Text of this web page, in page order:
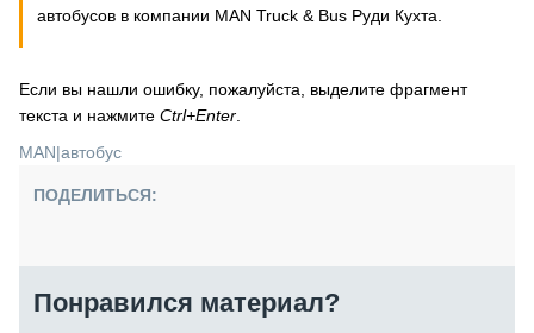
автобусов в компании MAN Truck & Bus Руди Кухта.
Если вы нашли ошибку, пожалуйста, выделите фрагмент
текста и нажмите Ctrl+Enter
MAN|автобус
ПОДЕЛИТЬСЯ:
Понравился материал?